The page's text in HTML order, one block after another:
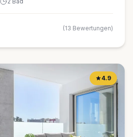
(13 Bewertungen)
4.9